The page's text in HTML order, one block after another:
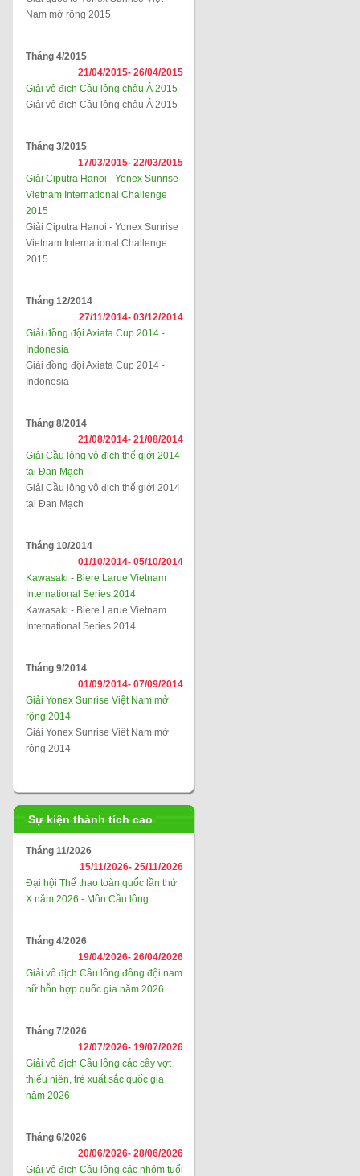
Nam mở rộng 2015
Tháng 4/2015
21/04/2015- 26/04/2015
Giải vô địch Cầu lông châu Á 2015
Giải vô địch Cầu lông châu Á 2015
Tháng 3/2015
17/03/2015- 22/03/2015
Giải Ciputra Hanoi - Yonex Sunrise
Vietnam International Challenge
2015
Giải Ciputra Hanoi - Yonex Sunrise
Vietnam International Challenge
2015
Tháng 12/2014
27/11/2014- 03/12/2014
Giải đồng đội Axiata Cup 2014 -
Indonesia
Giải đồng đội Axiata Cup 2014 -
Indonesia
Tháng 8/2014
21/08/2014- 21/08/2014
Giải Cầu lông vô địch thế giới 2014
tại Đan Mạch
Giải Cầu lông vô địch thế giới 2014
tại Đan Mạch
Tháng 10/2014
01/10/2014- 05/10/2014
Kawasaki - Biere Larue Vietnam
International Series 2014
Kawasaki - Biere Larue Vietnam
International Series 2014
Tháng 9/2014
01/09/2014- 07/09/2014
Giải Yonex Sunrise Việt Nam mở
rộng 2014
Giải Yonex Sunrise Việt Nam mở
rộng 2014
Sự kiện thành tích cao
Tháng 11/2026
15/11/2026- 25/11/2026
Đại hội Thể thao toàn quốc lần thứ
X năm 2026 - Môn Cầu lông
Tháng 4/2026
19/04/2026- 26/04/2026
Giải vô địch Cầu lông đồng đội nam
nữ hỗn hợp quốc gia năm 2026
Tháng 7/2026
12/07/2026- 19/07/2026
Giải vô địch Cầu lông các cây vợt
thiếu niên, trẻ xuất sắc quốc gia
năm 2026
Tháng 6/2026
20/06/2026- 28/06/2026
Giải vô địch Cầu lông các nhóm tuổi